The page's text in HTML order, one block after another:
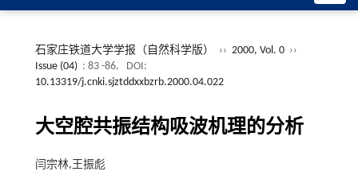
石家庄铁道大学学报（自然科学版） ›› 2000, Vol. 0 ››
Issue (04) : 83 -86.
DOI:
10.13319/j.cnki.sjztddxxbzrb.2000.04.022
大空腔共振结构吸波机理的分析
闫宗林,王振彪